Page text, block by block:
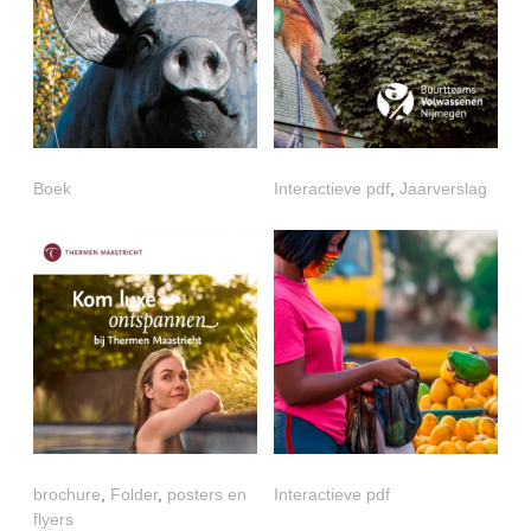
Boek Interactieve pdf,Jaarverslag
brochure Folder, posters en
flyers
Interactieve pdf